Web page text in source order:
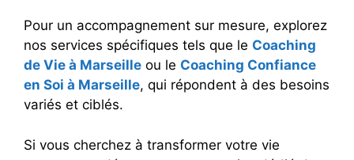
Pour un accompagnement sur mesure, explorez
nos services spécifiques tels que le Coaching
de Vie à Marseille ou le Coaching Confiance
en Soi à Marseille, qui répondent à des besoins
variés et ciblés.
Si vous cherchez à transformer votre vie